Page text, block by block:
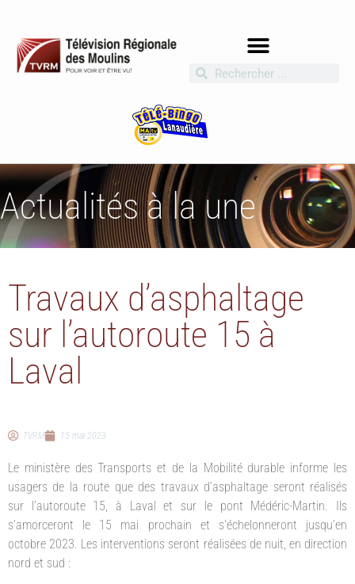
Actualités à la une
Travaux d’asphaltage
sur l’autoroute 15 à
Laval
TVRM 15 mai 2023
Le ministère des Transports et de la Mobilité durable informe les
usagers de la route que des travaux d’asphaltage seront réalisés
sur l’autoroute 15, à Laval et sur le pont Médéric-Martin. Ils
s’amorceront le 15 mai prochain et s’échelonneront jusqu’en
octobre 2023. Les interventions seront réalisées de nuit, en direction
nord et sud :